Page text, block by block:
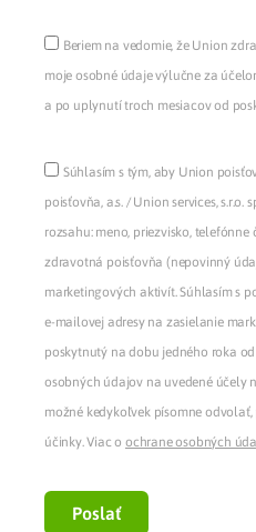
Beriem na vedomie, že Union
moje osobné údaje výlučne za
a po uplynutí troch mesiacov od
Súhlasím s tým, aby Union
poisťovňa, a.s. / Union services,
rozsahu: meno, priezvisko,
zdravotná poisťovňa (nepovinný
marketingových aktivít. Súhlasím s
e-mailovej adresy na zasielanie
poskytnutý na dobu jedného roka
osobných údajov na uvedené účely
možné kedykoľvek písomne
účinky. Viac o ochrane osobných
Poslať